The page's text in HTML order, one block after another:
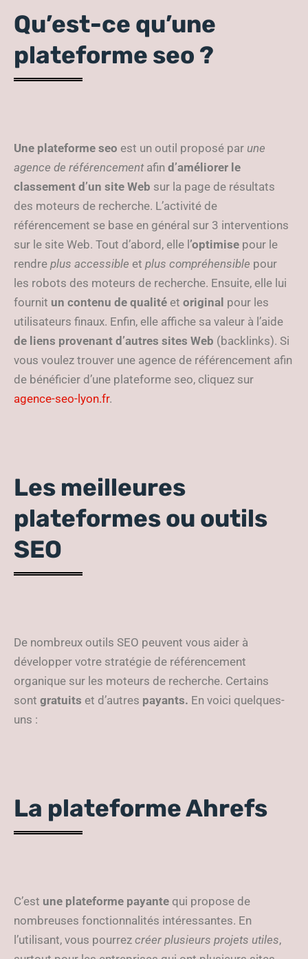
Qu’est-ce qu’une
plateforme seo ?
Une plateforme seo est un outil proposé par une
agence de référencementafin d’améliorer le
classement d’un site Web sur la page de résultats
des moteurs de recherche. L’activité de
référencement se base en général sur 3 interventions
sur le site Web. Tout d’abord, elle l ’optimise pour le
rendre plus accessible et plus compréhensible pour
les robots des moteurs de recherche. Ensuite, elle lui
fournit un contenu de qualité et original pour les
utilisateurs finaux. Enfin, elle affiche sa valeur à l’aide
de liens provenant d’autres sites Web (backlinks). Si
vous voulez trouver une agence de référencement afin
de bénéficier d’une plateforme seo, cliquez sur
agence-seo-lyon.fr.
Les meilleures
plateformes ou outils
SEO
De nombreux outils SEO peuvent vous aider à
développer votre stratégie de référencement
organique sur les moteurs de recherche. Certains
sont gratuits et d’autres payants. En voici quelques-
uns :
La plateforme Ahrefs
C’est une plateforme payante qui propose de
nombreuses fonctionnalités intéressantes. En
l’utilisant, vous pourrez créer plusieurs projets utiles,